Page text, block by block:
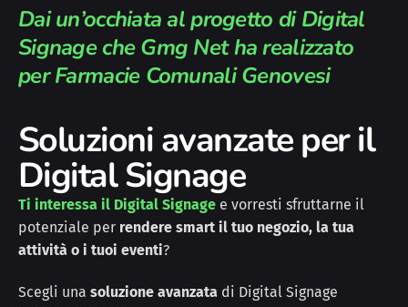
Dai un’occhiata al progetto di Digital
Signage che Gmg Net ha realizzato
per Farmacie Comunali Genovesi
Soluzioni avanzate per il
Digital Signage
Ti interessa il Digital Signage e vorresti sfruttarne il
potenziale per rendere smart il tuo negozio, la tua
attività o i tuoi eventi?
Scegli una soluzione avanzata di Digital Signage